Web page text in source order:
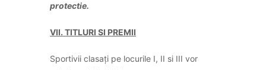
protectie.
VII. TITLURI SI PREMII
Sportivii clasați pe locurile I, II si III vor